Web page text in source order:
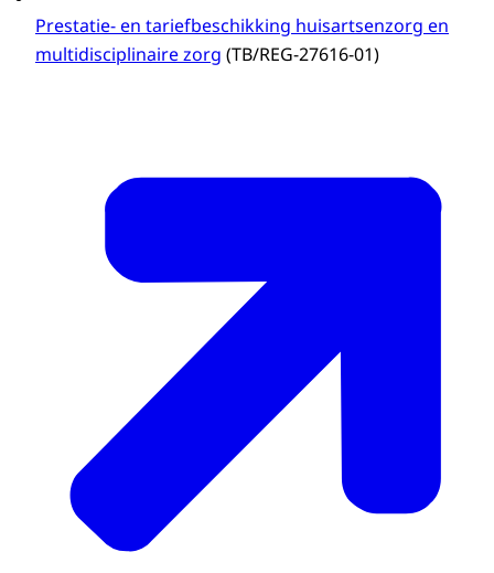
Prestatie- en tariefbeschikking huisartsenzorg en
multidisciplinaire zorg (TB/REG-27616-01)